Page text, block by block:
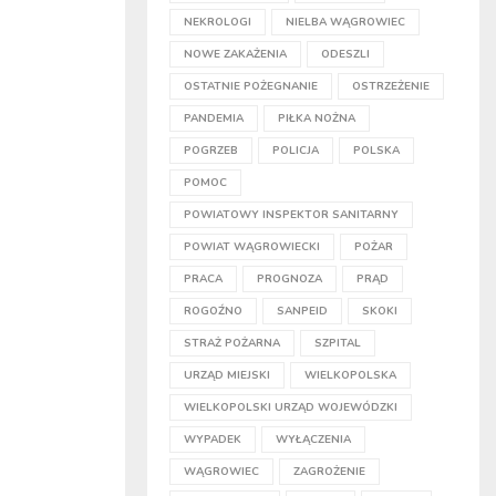
NEKROLOGI NIELBA WĄGROWIEC
NOWE ZAKAŻENIA ODESZLI
OSTATNIE POŻEGNANIE OSTRZEŻENIE
PANDEMIA PIŁKA NOŻNA
POGRZEB POLICJA POLSKA
POMOC
POWIATOWY INSPEKTOR SANITARNY
POWIAT WĄGROWIECKI POŻAR
PRACA PROGNOZA PRĄD
ROGOŹNO SANPEID SKOKI
STRAŻ POŻARNA SZPITAL
URZĄD MIEJSKI WIELKOPOLSKA
WIELKOPOLSKI URZĄD WOJEWÓDZKI
WYPADEK WYŁĄCZENIA
WĄGROWIEC ZAGROŻENIE